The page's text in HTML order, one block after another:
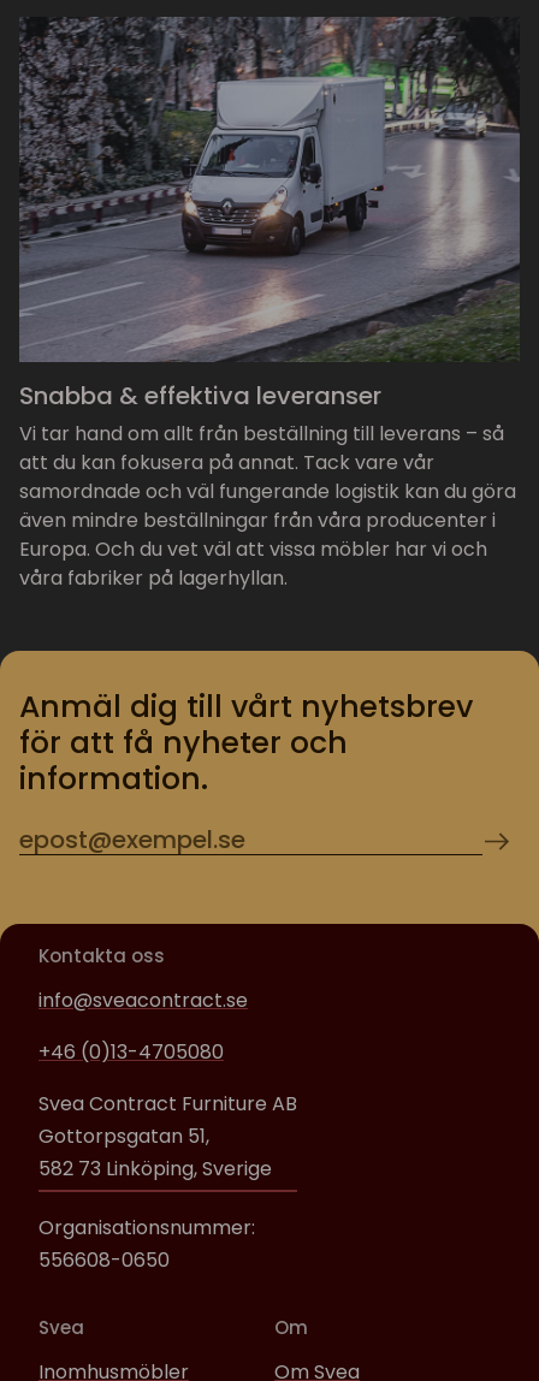
Snabba & effektiva leveranser
Vi tar hand om allt från beställning till leverans – så
att du kan fokusera på annat. Tack vare vår
samordnade och väl fungerande logistik kan du göra
även mindre beställningar från våra producenter i
Europa. Och du vet väl att vissa möbler har vi och
våra fabriker på lagerhyllan.
Anmäl dig till vårt nyhetsbrev
för att få nyheter och
information.
Kontakta oss
info@sveacontract.se
+46 (0)13-4705080
Svea Contract Furniture AB
Gottorpsgatan 51,
582 73 Linköping, Sverige
Organisationsnummer:
556608-0650
Svea
Inomhusmöbler
Om
Om Svea